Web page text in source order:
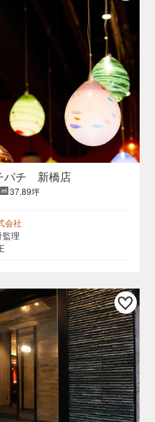
パチ 新橋店
37.89坪
会社
監理